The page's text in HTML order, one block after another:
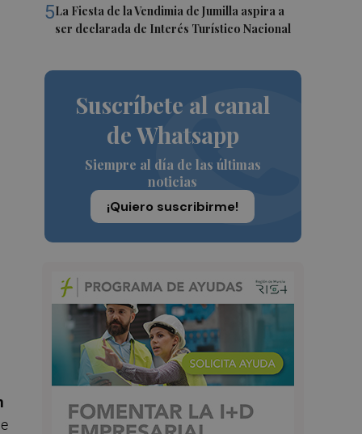
5La Fiesta de la Vendimia de Jumilla aspira a
ser declarada de Interés Turístico Nacional
Suscríbete al canal
de Whatsapp
Siempre al día de las últimas
noticias
¡Quiero suscribirme!